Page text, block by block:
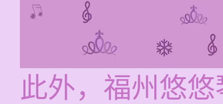
此外，福州悠